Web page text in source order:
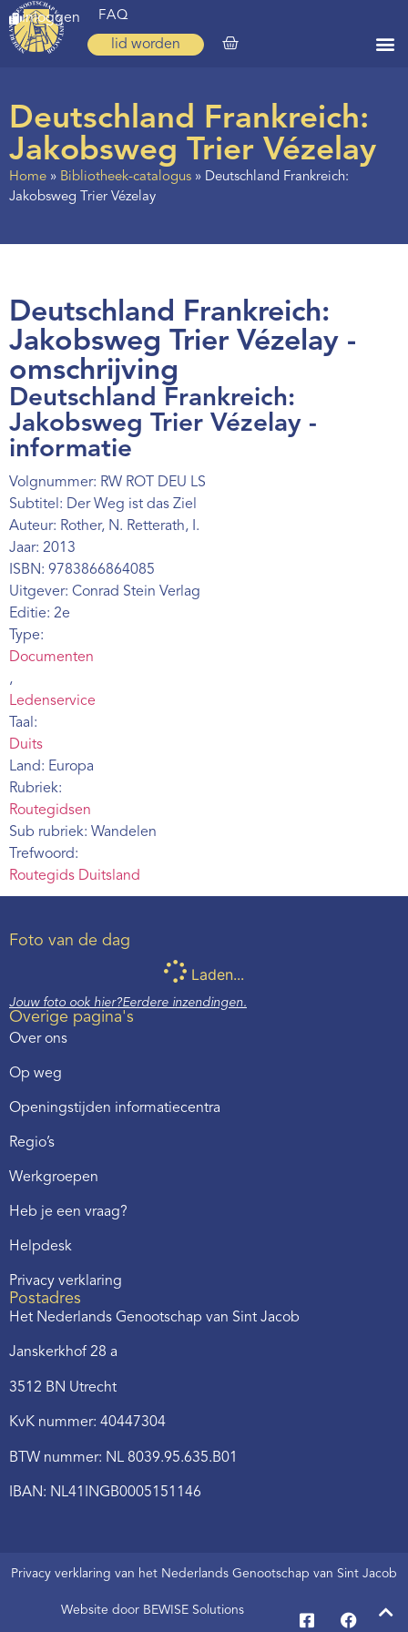
inloggen FAQ
lid worden
Zoeken
Over ons
Op weg
Spirituele reis
Regio’s
Nieuws
Agenda
Webshop
Contact
Deutschland Frankreich:
Jakobsweg Trier Vézelay
Home » Bibliotheek-catalogus » Deutschland Frankreich:
Jakobsweg Trier Vézelay
Deutschland Frankreich:
Jakobsweg Trier Vézelay -
omschrijving
Deutschland Frankreich:
Jakobsweg Trier Vézelay -
informatie
Volgnummer: RW ROT DEU LS
Subtitel: Der Weg ist das Ziel
Auteur: Rother, N. Retterath, I.
Jaar: 2013
ISBN: 9783866864085
Uitgever: Conrad Stein Verlag
Editie: 2e
Type:
Documenten
,
Ledenservice
Taal:
Duits
Land: Europa
Rubriek:
Routegidsen
Sub rubriek: Wandelen
Trefwoord:
Routegids Duitsland
Foto van de dag
Laden...
Jouw foto ook hier?Eerdere inzendingen.
Overige pagina's
Over ons
Op weg
Openingstijden informatiecentra
Regio’s
Werkgroepen
Heb je een vraag?
Helpdesk
Privacy verklaring
Postadres
Het Nederlands Genootschap van Sint Jacob
Janskerkhof 28 a
3512 BN Utrecht
KvK nummer: 40447304
BTW nummer: NL 8039.95.635.B01
IBAN: NL41INGB0005151146
Privacy verklaring van het Nederlands Genootschap van Sint Jacob
Website door BEWISE Solutions